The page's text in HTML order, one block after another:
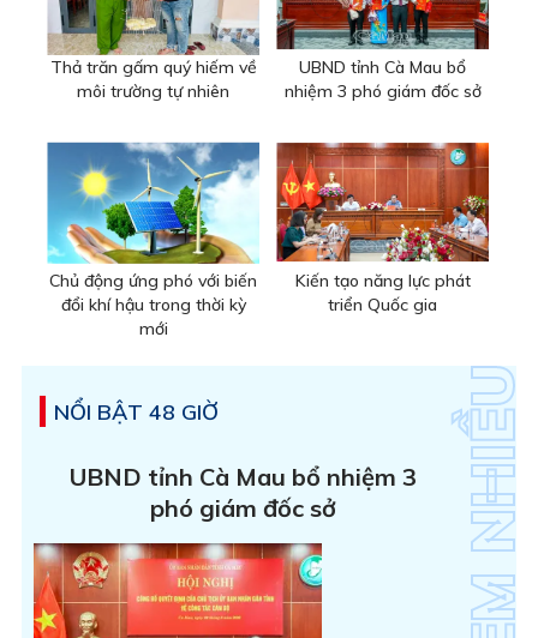
Thả trăn gấm quý hiếm về
môi trường tự nhiên
UBND tỉnh Cà Mau bổ
nhiệm 3 phó giám đốc sở
Chủ động ứng phó với biến
đổi khí hậu trong thời kỳ
mới
Kiến tạo năng lực phát
triển Quốc gia
NỔI BẬT 48 GIỜ
UBND tỉnh Cà Mau bổ nhiệm 3
phó giám đốc sở